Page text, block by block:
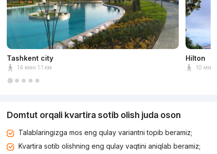
Tashkent city
14 мин 1.1 км
Hilton
10 мин
Domtut orqali kvartira sotib olish juda oson
Talablaringizga mos eng qulay variantni topib beramiz;
Kvartira sotib olishning eng qulay vaqtini aniqlab beramiz;